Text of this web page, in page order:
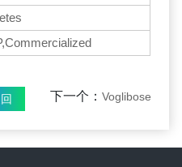
下一个： Voglibose